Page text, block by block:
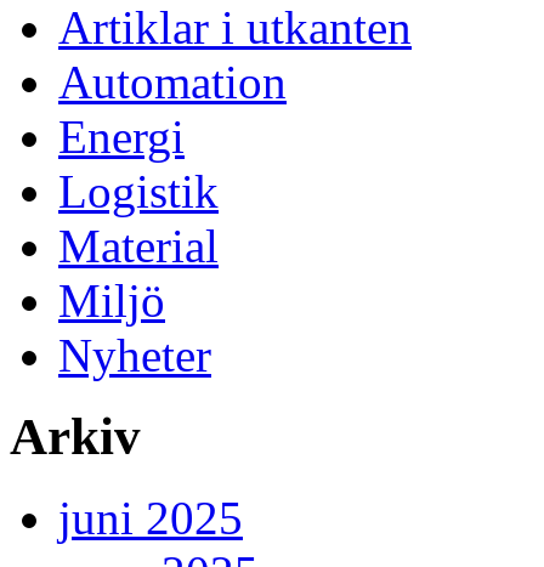
Artiklar i utkanten
Automation
Energi
Logistik
Material
Miljö
Nyheter
Arkiv
juni 2025